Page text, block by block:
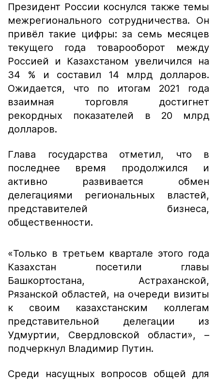
Президент России коснулся также темы
межрегионального сотрудничества. Он
привёл такие цифры: за семь месяцев
текущего года товарооборот между
Россией и Казахстаном увеличился на
34 % и составил 14 млрд долларов.
Ожидается, что по итогам 2021 года
взаимная торговля достигнет
рекордных показателей в 20 млрд
долларов.
Глава государства отметил, что в
последнее время продолжился и
активно развивается обмен
делегациями региональных властей,
представителей бизнеса,
общественности.
«Только в третьем квартале этого года
Казахстан посетили главы
Башкортостана, Астраханской,
Рязанской областей, на очереди визиты
к своим казахстанским коллегам
представительной делегации из
Удмуртии, Свердловской области», –
подчеркнул Владимир Путин.
Среди насущных вопросов общей для